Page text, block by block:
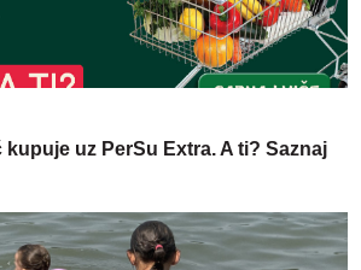
kupuje uz PerSu Extra. A ti? Saznaj